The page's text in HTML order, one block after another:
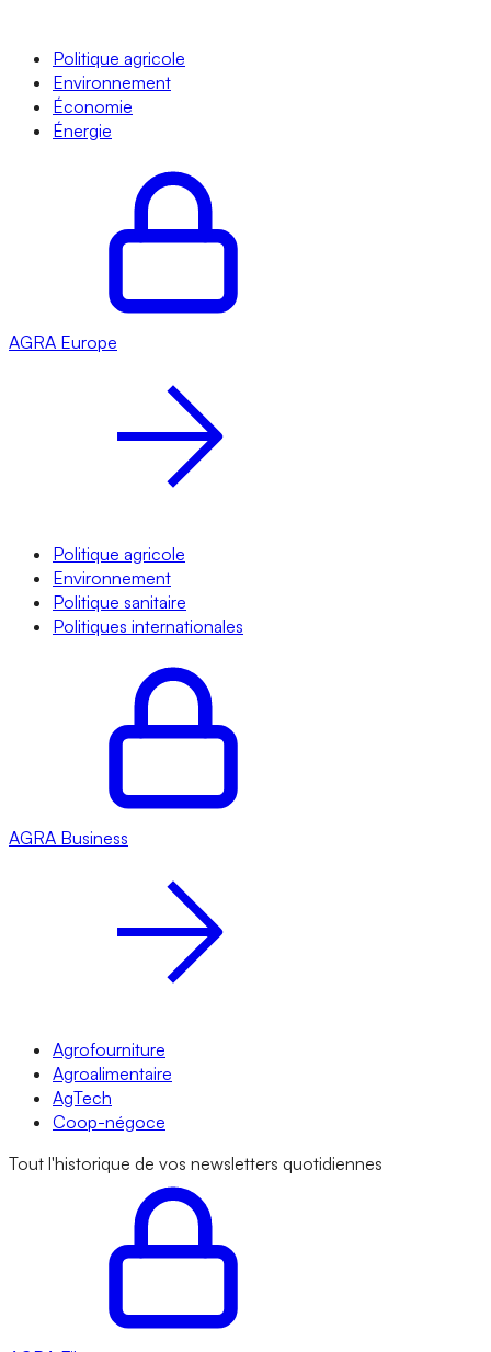
Politique agricole
Environnement
Économie
Énergie
AGRA Europe
Politique agricole
Environnement
Politique sanitaire
Politiques internationales
AGRA Business
Agrofourniture
Agroalimentaire
AgTech
Coop-négoce
Tout l'historique de vos newsletters quotidiennes